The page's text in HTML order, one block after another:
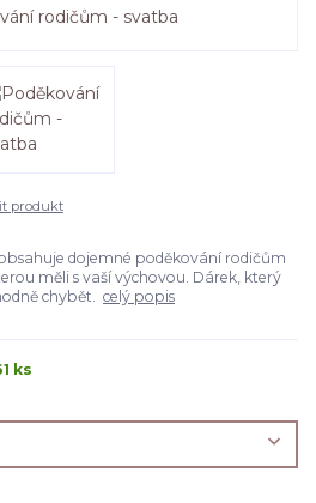
produkt
dojemné poděkování rodičům
měli s vaší výchovou. Dárek, který
chybět. celý popis
ks